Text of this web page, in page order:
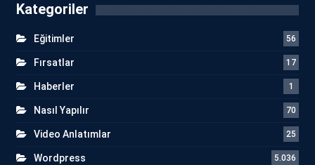
Kategoriler
Eğitimler 56
Fırsatlar 17
Haberler 1
Nasıl Yapılır 70
Video Anlatımlar 25
Wordpress 5.036